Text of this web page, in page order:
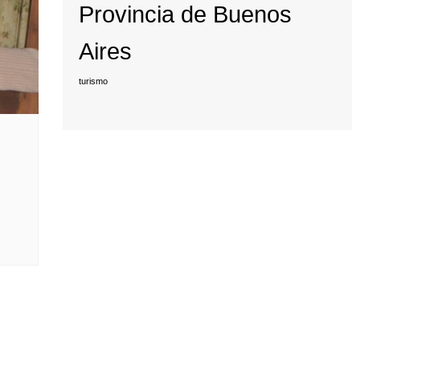
Provincia de Buenos
Aires
turismo